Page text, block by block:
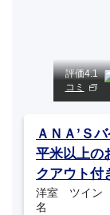
評価4.1
コミ
ＡＮＡ’Ｓ
平米以上の
クアウト付
洋室 ツイン
名